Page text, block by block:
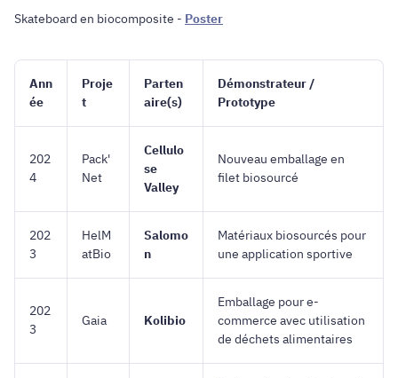
Skateboard en biocomposite - Poster
Ann
ée
Proje
t
Parten
aire(s)
Démonstrateur /
Prototype
202
4
Pack'
Net
Cellulo
se
Valley
Nouveau emballage en
filet biosourcé
202
3
HelM
atBio
Salomo
n
Matériaux biosourcés pour
une application sportive
202
3
Gaia Kolibio
Emballage pour e-
commerce avec utilisation
de déchets alimentaires